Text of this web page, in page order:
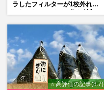
ラしたフィルターが1枚外れて
⭐ 高評価の記事(8.7)